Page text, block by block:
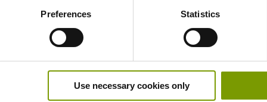
Preferences Statistics
Use necessary cookies only